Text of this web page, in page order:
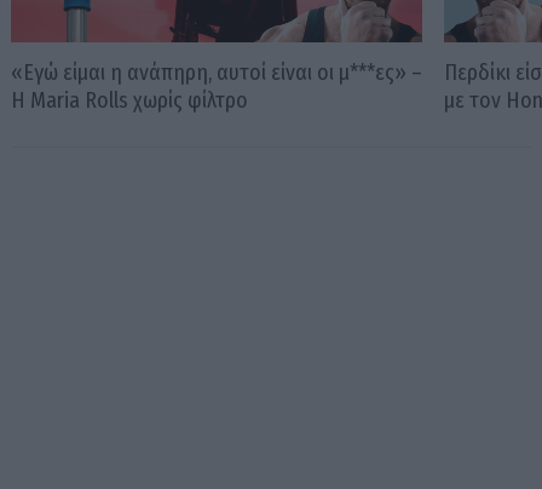
«Εγώ είμαι η ανάπηρη, αυτοί είναι οι μ***ες» –
Η Maria Rolls χωρίς φίλτρο
Περδίκι
με τον